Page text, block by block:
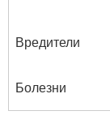
Вредители
Болезни